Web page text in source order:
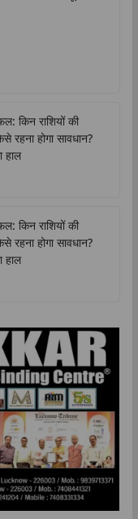
किन राशियों की
रहना होगा सावधान?
हाल
किन राशियों की
रहना होगा सावधान?
हाल